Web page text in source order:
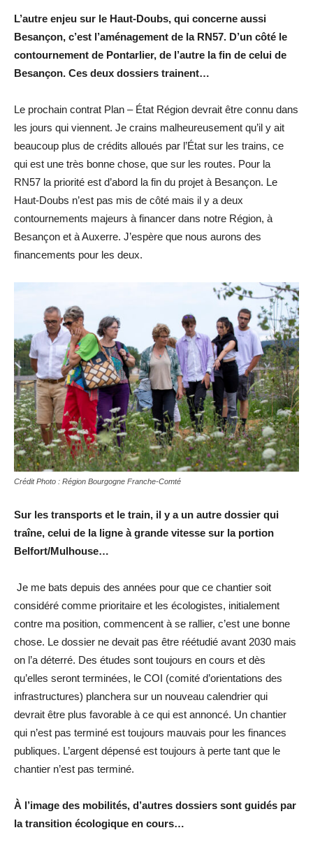
L’autre enjeu sur le Haut-Doubs, qui concerne aussi
Besançon, c’est l’aménagement de la RN57. D’un côté le
contournement de Pontarlier, de l’autre la fin de celui de
Besançon. Ces deux dossiers trainent…
Le prochain contrat Plan – État Région devrait être connu dans
les jours qui viennent. Je crains malheureusement qu’il y ait
beaucoup plus de crédits alloués par l’État sur les trains, ce
qui est une très bonne chose, que sur les routes. Pour la
RN57 la priorité est d’abord la fin du projet à Besançon. Le
Haut-Doubs n’est pas mis de côté mais il y a deux
contournements majeurs à financer dans notre Région, à
Besançon et à Auxerre. J’espère que nous aurons des
financements pour les deux.
Crédit Photo : Région Bourgogne Franche-Comté
Sur les transports et le train, il y a un autre dossier qui
traîne, celui de la ligne à grande vitesse sur la portion
Belfort/Mulhouse…
Je me bats depuis des années pour que ce chantier soit
considéré comme prioritaire et les écologistes, initialement
contre ma position, commencent à se rallier, c’est une bonne
chose. Le dossier ne devait pas être réétudié avant 2030 mais
on l’a déterré. Des études sont toujours en cours et dès
qu’elles seront terminées, le COI (comité d’orientations des
infrastructures) planchera sur un nouveau calendrier qui
devrait être plus favorable à ce qui est annoncé. Un chantier
qui n’est pas terminé est toujours mauvais pour les finances
publiques. L’argent dépensé est toujours à perte tant que le
chantier n’est pas terminé.
À l’image des mobilités, d’autres dossiers sont guidés par
la transition écologique en cours…